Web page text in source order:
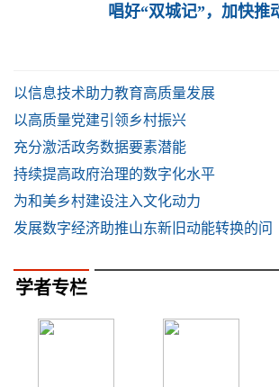
唱好“双城记”，加快推
以信息技术助力教育高质量发展
以高质量党建引领乡村振兴
充分激活政务数据要素潜能
持续提高政府治理的数字化水平
为和美乡村建设注入文化动力
发展数字经济助推山东新旧动能转换的问
学者专栏